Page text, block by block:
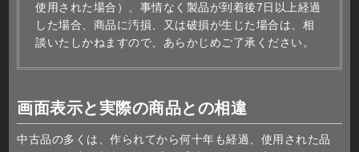
使用された場合）、事情なく製品が到着後7日以上経過
した場合、商品に汚損、又は破損が生じた場合は、相
談いたしかねますので、あらかじめご了承ください。
画面表示と実際の商品との相違
中古品の多くは、作られてから何十年も経過、使用された品